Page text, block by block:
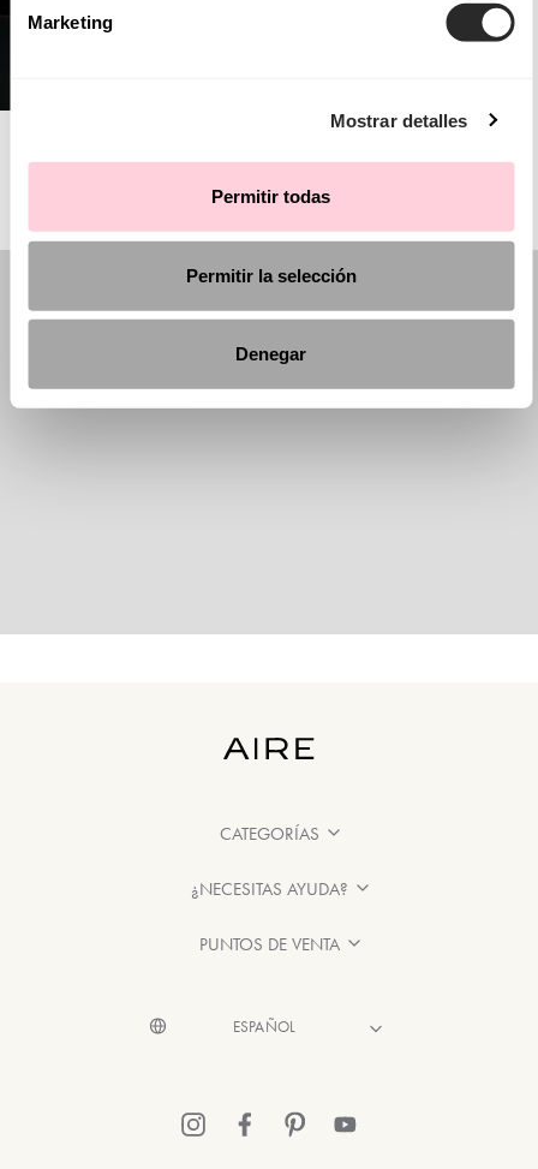
Marketing
Mostrar detalles
Permitir todas
Permitir la selección
Denegar
CATEGORÍAS
¿NECESITAS AYUDA?
PUNTOS DE VENTA